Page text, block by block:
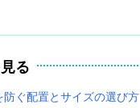
る
ぐ配置とサイズの選び方